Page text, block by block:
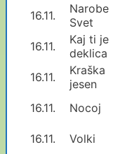
16.11.
Narobe
Svet
16.11.
Kaj ti je
deklica
16.11.
Kraška
jesen
16.11. Nocoj
16.11. Volki